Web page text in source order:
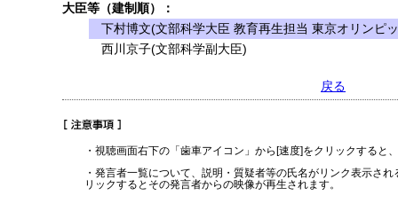
大臣等（建制順）：
下村博文(文部科学大臣 教育再生担当 東京オリンピ
西川京子(文部科学副大臣)
戻る
・視聴画面右下の「歯車アイコン」から[速度]をクリックすると
・発言者一覧について、説明・質疑者等の氏名がリンク表示さ
リックするとその発言者からの映像が再生されます。